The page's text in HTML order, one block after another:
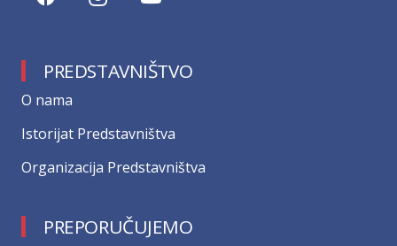
PREDSTAVNIŠTVO
О nama
Istorijat Predstavništva
Organizacija Predstavništva
PREPORUČUJEMO